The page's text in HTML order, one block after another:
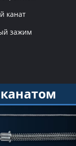
канат
зажим